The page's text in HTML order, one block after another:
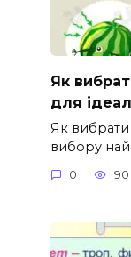
Як
для
Як вибрати
вибору
0 90